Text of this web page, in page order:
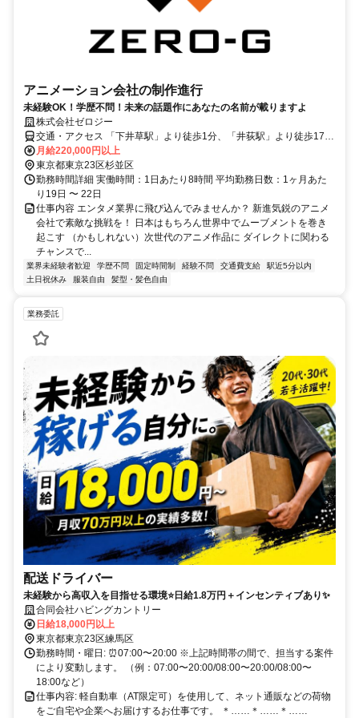
アニメーション会社の制作進行
未経験OK！学歴不問！未来の話題作にあなたの名前が載りますよ
株式会社ゼロジー
交通・アクセス 「下井草駅」より徒歩1分、「井荻駅」より徒歩17
分、「鷺ノ宮駅」より徒歩20分
月給220,000円以上
東京都東京23区杉並区
勤務時間詳細 実働時間：1日あたり8時間 平均勤務日数：1ヶ月あた
り19日 〜 22日
仕事内容 エンタメ業界に飛び込んでみませんか？ 新進気鋭のアニメ
会社で素敵な挑戦を！ 日本はもちろん世界中でムーブメントを巻き
起こす （かもしれない）次世代のアニメ作品に ダイレクトに関わる
チャンスで...
業界未経験者歓迎 学歴不問 固定時間制 経験不問 交通費支給
駅近5分以内
土日祝休み
服装自由 髪型・髪色自由
業務委託
配送ドライバー
未経験から高収入を目指せる環境⭐日給1.8万円＋インセンティブあり✨
合同会社ハビングカントリー
日給18,000円以上
東京都東京23区練馬区
勤務時間・曜日: ⏰️07:00〜20:00 ※上記時間帯の間で、担当する案件
により変動します。 （例：07:00〜20:00/08:00〜20:00/08:00〜
18:00など）
仕事内容: 軽自動車（AT限定可）を使用して、ネット通販などの荷物
をご自宅や企業へお届けするお仕事です。 ＊……＊……＊……